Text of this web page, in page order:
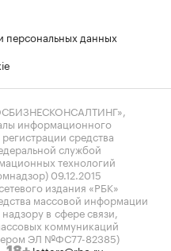
персональных данных
информационного
средства
службой
технологий
09.12.2015
издания «РБК»
массовой информации
в сфере связи,
коммуникаций
ЭЛ №ФС77-82385)